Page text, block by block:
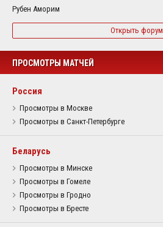
Рубен Аморим
Открыть форум
ПРОСМОТРЫ МАТЧЕЙ
Россия
Просмотры в Москве
Просмотры в Санкт-Петербурге
Беларусь
Просмотры в Минске
Просмотры в Гомеле
Просмотры в Гродно
Просмотры в Бресте